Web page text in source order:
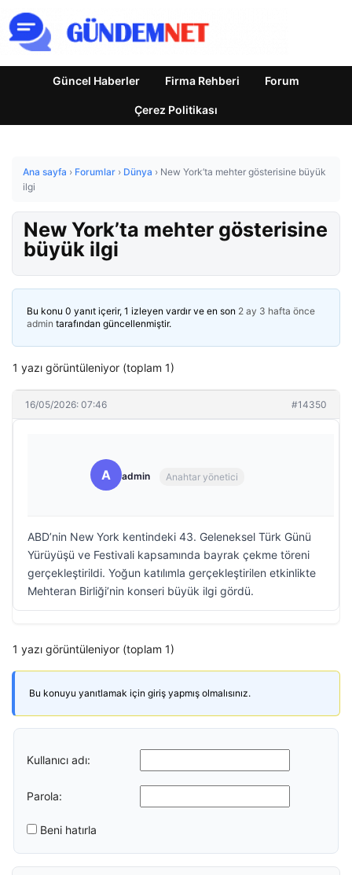
Güncel Haberler Firma Rehberi Forum
Çerez Politikası
Ana sayfa › Forumlar › Dünya › New York’ta mehter gösterisine büyük
ilgi
New York’ta mehter gösterisine
büyük ilgi
Bu konu 0 yanıt içerir, 1 izleyen vardır ve en son 2 ay 3 hafta önce
admin tarafından güncellenmiştir.
1 yazı görüntüleniyor (toplam 1)
16/05/2026: 07:46 #14350
A admin Anahtar yönetici
ABD’nin New York kentindeki 43. Geleneksel Türk Günü
Yürüyüşü ve Festivali kapsamında bayrak çekme töreni
gerçekleştirildi. Yoğun katılımla gerçekleştirilen etkinlikte
Mehteran Birliği’nin konseri büyük ilgi gördü.
1 yazı görüntüleniyor (toplam 1)
Bu konuyu yanıtlamak için giriş yapmış olmalısınız.
Kullanıcı adı:
Parola:
Beni hatırla